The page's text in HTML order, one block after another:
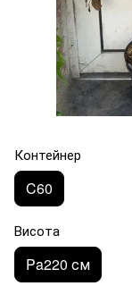
Контейнер
C60
Висота
Pa220 см